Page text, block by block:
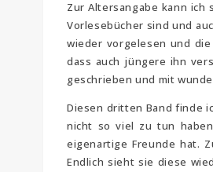
Zur Altersangabe kann
Vorlesebücher sind und
wieder vorgelesen und
dass auch jüngere ihn
geschrieben und mit
Diesen dritten Band finde
nicht so viel zu tun
eigenartige Freunde hat.
Endlich sieht sie diese